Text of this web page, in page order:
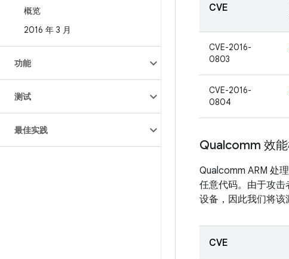
概览
2016 年 3 月
功能
测试
最佳实践
CVE
CVE-2016-
0803
CVE-2016-
0804
Qualcomm 效
Qualcomm ARM 处
任意代码。由于攻
设备，因此我们将该
CVE